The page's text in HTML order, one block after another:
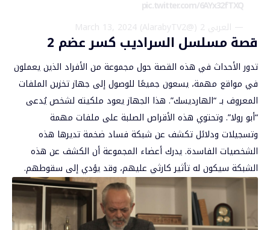
pic.twitter.com/6AYx32fTXQ
— العربي 2 (@AlarabyTV2)
March 13, 2024
قصة مسلسل السراديب كسر عضم 2
تدور الأحداث في هذه القصة حول مجموعة من الأفراد الذين يعملون
في مواقع مهمة، يسعون جميعًا للوصول إلى جهاز تخزين الملفات
المعروف بـ “الهارديسك”. هذا الجهاز يعود ملكيته لشخص يُدعى
“أبو رولا”. وتحتوي هذه الأقراص الصلبة على ملفات مهمة
وتسجيلات ودلائل تكشف عن شبكة فساد ضخمة تديرها هذه
الشخصيات الفاسدة. يدرك أعضاء المجموعة أن الكشف عن هذه
الشبكة سيكون له تأثير كارثي عليهم، وقد يؤدي إلى سقوطهم.